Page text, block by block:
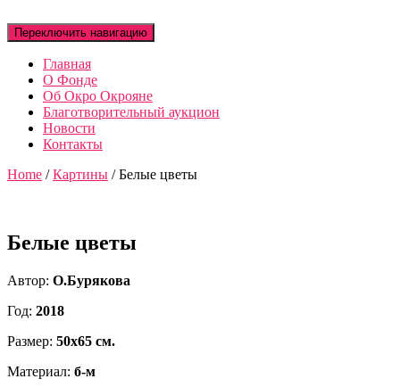
Переключить навигацию
Главная
О Фонде
Об Окро Окрояне
Благотворительный аукцион
Новости
Контакты
Home /Картины / Белые цветы
Белые цветы
Автор: О.Бурякова
Год: 2018
Размер: 50х65 см.
Материал: б-м